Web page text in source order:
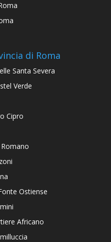
di Roma
Santa Severa
Verde
Cipro
Ostiense
Africano